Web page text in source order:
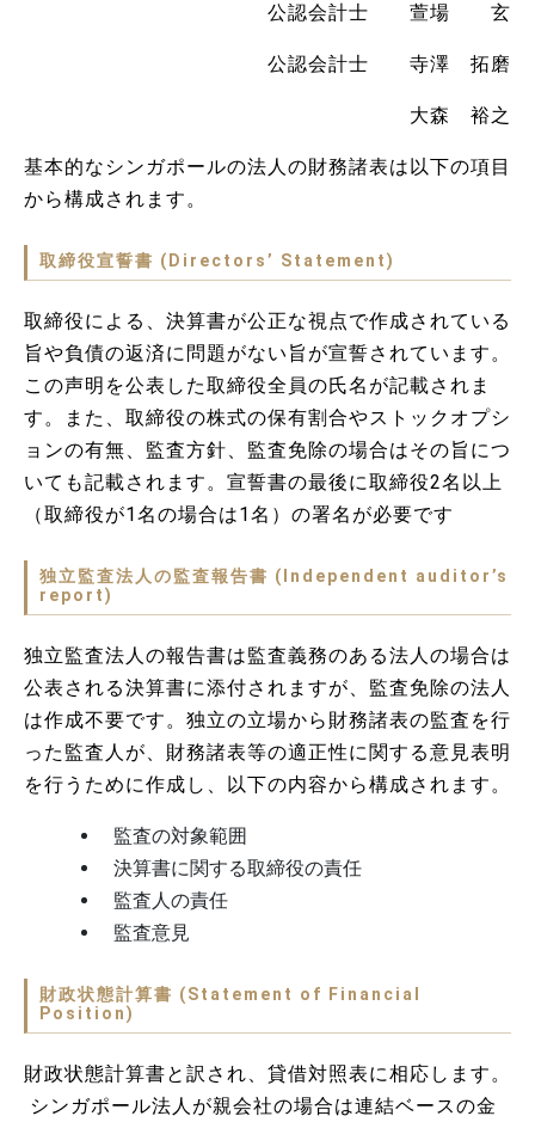
公認会計士 萱場 玄
公認会計士 寺澤 拓磨
大森 裕之
基本的なシンガポールの法人の財務諸表は以下の項目
から構成されます。
取締役宣誓書 (Directors’ Statement)
取締役による、決算書が公正な視点で作成されている
旨や負債の返済に問題がない旨が宣誓されています。
この声明を公表した取締役全員の氏名が記載されま
す。また、取締役の株式の保有割合やストックオプシ
ョンの有無、監査方針、監査免除の場合はその旨につ
いても記載されます。宣誓書の最後に取締役2名以上
（取締役が1名の場合は1名）の署名が必要です
独立監査法人の監査報告書 (Independent auditor’s
report)
独立監査法人の報告書は監査義務のある法人の場合は
公表される決算書に添付されますが、監査免除の法人
は作成不要です。独立の立場から財務諸表の監査を行
った監査人が、財務諸表等の適正性に関する意見表明
を行うために作成し、以下の内容から構成されます。
監査の対象範囲
決算書に関する取締役の責任
監査人の責任
監査意見
財政状態計算書 (Statement of Financial
Position)
財政状態計算書と訳され、貸借対照表に相応します。
シンガポール法人が親会社の場合は連結ベースの金